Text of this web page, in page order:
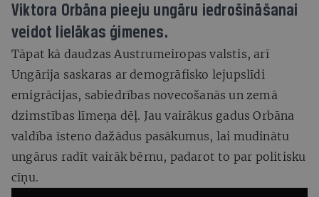
Viktora Orbāna pieeju ungāru iedrošināšanai
veidot lielākas ģimenes.
Tāpat kā daudzas Austrumeiropas valstis, arī
Ungārija saskaras ar demogrāfisko lejupslīdi
emigrācijas, sabiedrības novecošanās un zemā
dzimstības līmeņa dēļ. Jau vairākus gadus Orbāna
valdība īsteno dažādus pasākumus, lai mudinātu
ungārus radīt vairāk bērnu, padarot to par politisku
cīņu.